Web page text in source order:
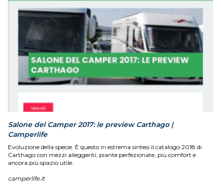
Salone del Camper 2017: le preview Carthago |
Camperlife
Evoluzione della specie. È questo in estrema sintesi il catalogo 2018 di
Carthago con mezzi alleggeriti, piante perfezionate, più comfort e
ancora più spazio utile.
camperlife.it